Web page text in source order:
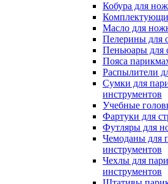
Кобура для
Масло для
Пелерины для
Пеньюары для
Пояса
Распылители
Сумки для
инструментов
Учебные
Фартуки для
Футляры для
Чемоданы для
инструментов
Чехлы для
инструментов